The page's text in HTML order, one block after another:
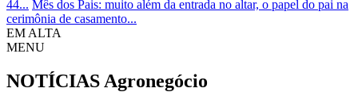
44... Mês dos Pais: muito além da entrada no altar, o papel do pai na
cerimônia de casamento...
EM ALTA
MENU
NOTÍCIAS Agronegócio